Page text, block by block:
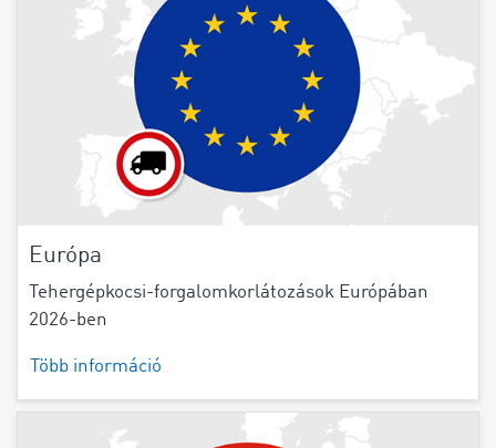
Európa
Tehergépkocsi-forgalomkorlátozások Európában
2026-ben
Több információ